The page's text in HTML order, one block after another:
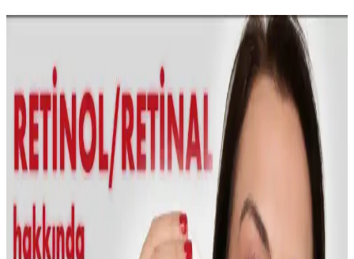
Sheland Dermastamp 140 Titanyum İğneli ve 30 ml
Collagen Serum ile Cilt Bakımında Yenilikçi Çözüm
Sheland Dermastamp 140 titanyum iğneli ve 30 ml kolajen serumu,
ayarlanabilir iğne uzunluğu ve yüksek kalite özellikleriyle cilt
bakımında etkili ve pratik çözümler sunar.
NEDOX Varilx Önleyici Roll-on: Varis ve Kılcal
Damar Sorunlarına Çözüm Sunan Doğal Kozmetik
Ürün
NEDOX Varilx Roll-on, doğal içerikleriyle varis ve damar
sorunlarını hafifletir, kullanımı kolay, ferahlatıcı ve güvenilir bir
damar bakım ürünüdür.